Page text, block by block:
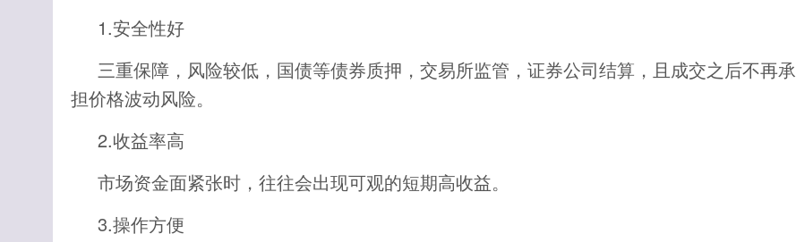
1.安全性好
三重保障，风险较低，国债等债券质押，交易所监管，证券公司结算，且成交之后不再承
担价格波动风险。
2.收益率高
市场资金面紧张时，往往会出现可观的短期高收益。
3.操作方便